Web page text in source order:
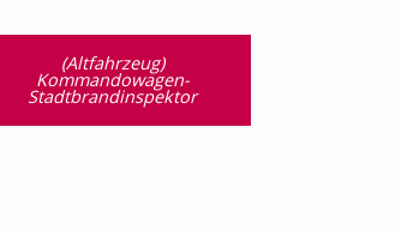
(Altfahrzeug)
Kommandowagen-
Stadtbrandinspektor